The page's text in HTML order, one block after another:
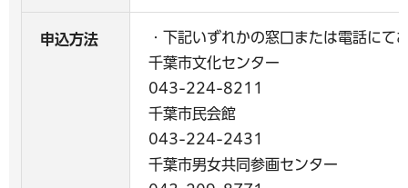
申込方法
・下記いずれかの窓口または電話にて
千葉市文化センター
043-224-8211
千葉市民会館
043-224-2431
千葉市男女共同参画センター